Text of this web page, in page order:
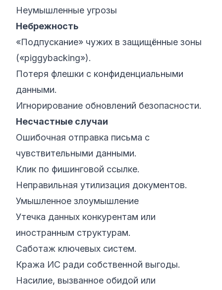
Неумышленные угрозы
Небрежность
«Подпускание» чужих в защищённые зоны
(«piggybacking»).
Потеря флешки с конфиденциальными
данными.
Игнорирование обновлений безопасности.
Несчастные случаи
Ошибочная отправка письма с
чувствительными данными.
Клик по фишинговой ссылке.
Неправильная утилизация документов.
Умышленное злоумышление
Утечка данных конкурентам или
иностранным структурам.
Саботаж ключевых систем.
Кража ИС ради собственной выгоды.
Насилие, вызванное обидой или